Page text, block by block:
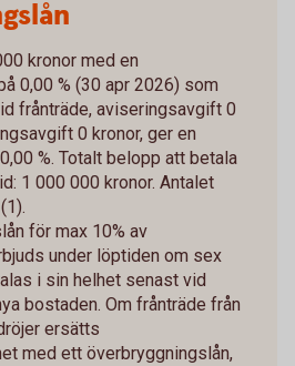
kronor med en
0,00 % (30 apr 2026) som
frånträde, aviseringsavgift 0
0 kronor, ger en
%. Totalt belopp att betala
1 000 000 kronor. Antalet
för max 10% av
under löptiden om sex
i sin helhet senast vid
bostaden. Om frånträde från
ersätts
med ett överbryggningslån,